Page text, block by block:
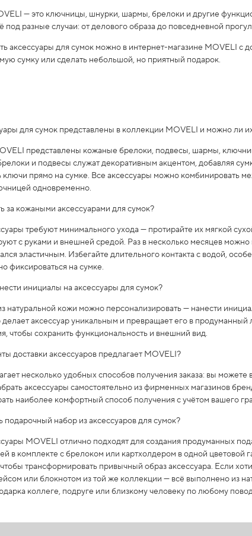
— это ключницы, шнурки, шармы, брелоки и другие
под разные случаи: от делового образа до повседневной
аксессуары для сумок можно в интернет-магазине MOVELI
сумку или сделать небольшой, но приятный подарок.
для сумок представлены в коллекции MOVELI и можно ли
представлены кожаные брелоки, подвесы, шармы,
и подвесы служат декоративным акцентом, добавляя
ключи прямо на сумке. Все аксессуары можно комбинировать
одновременно.
за кожаными аксессуарами для сумок?
требуют минимального ухода — протирайте их мягкой
с руками и внешней средой. Раз в несколько месяцев
эластичным. Избегайте длительного контакта с водой,
фиксироваться на сумке.
инициалы на аксессуары для сумок?
натуральной кожи можно персонализировать — нанести
аксессуар уникальным и превращает его в
чтобы сохранить функциональность и внешний вид.
доставки аксессуаров предлагает MOVELI?
несколько удобных способов получения заказа: вы
аксессуары самостоятельно из фирменных магазинов
наиболее комфортный способ получения с учётом вашего
подарочный набор из аксессуаров для сумок?
MOVELI отлично подходят для создания продуманных
в комплекте с брелоком или картхолдером в одной
трансформировать привычный образ аксессуара. Если
или блокнотом из той же коллекции — всё выполнено из
коллеге, подруге или близкому человеку по любому